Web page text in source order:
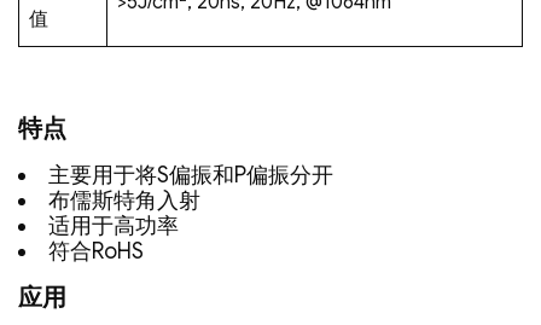
值
特点
主要用于将S偏振和P偏振分开
布儒斯特角入射
适用于高功率
符合RoHS
应用